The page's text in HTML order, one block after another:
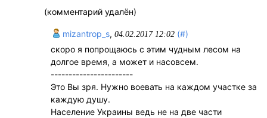
(комментарий удалён)
mizantrop_s, 04.02.2017 12:02 (#)
скоро я попрощаюсь с этим чудным лесом на
долгое время, а может и насовсем.
-----------------------
Это Вы зря. Нужно воевать на каждом участке за
каждую душу.
Население Украины ведь не на две части